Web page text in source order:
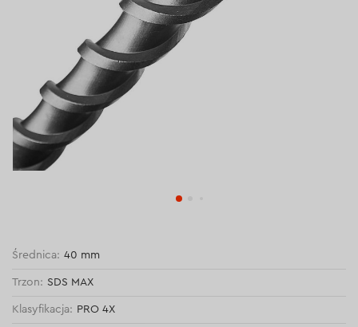
Średnica: 40 mm
Trzon: SDS MAX
Klasyfikacja: PRO 4Х